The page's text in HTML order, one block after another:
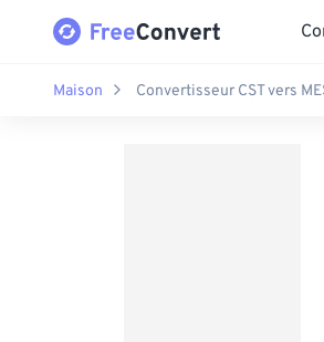
Maison Convertisseur CST vers